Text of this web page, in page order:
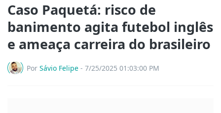
Caso Paquetá: risco de
banimento agita futebol inglês
e ameaça carreira do brasileiro
Por Sávio Felipe - 7/25/2025 01:03:00 PM